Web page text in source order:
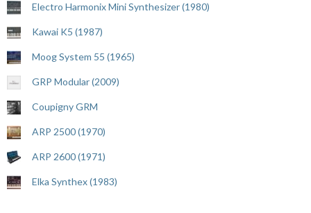
Electro Harmonix Mini Synthesizer (1980)
Kawai K5 (1987)
Moog System 55 (1965)
GRP Modular (2009)
Coupigny GRM
ARP 2500 (1970)
ARP 2600 (1971)
Elka Synthex (1983)